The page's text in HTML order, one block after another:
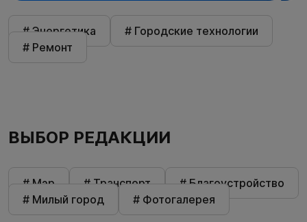
# Энергетика
# Городские технологии
# Ремонт
ВЫБОР РЕДАКЦИИ
# Мэр # Транспорт
# Благоустройство
# Милый город
# Фотогалерея